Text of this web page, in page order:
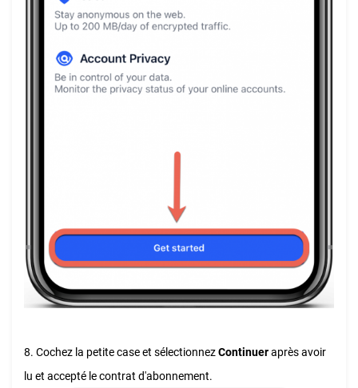
8. Cochez la petite case et sélectionnezContinueraprès avoir
lu et accepté le contrat d'abonnement.